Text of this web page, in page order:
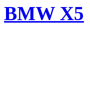
BMW X5